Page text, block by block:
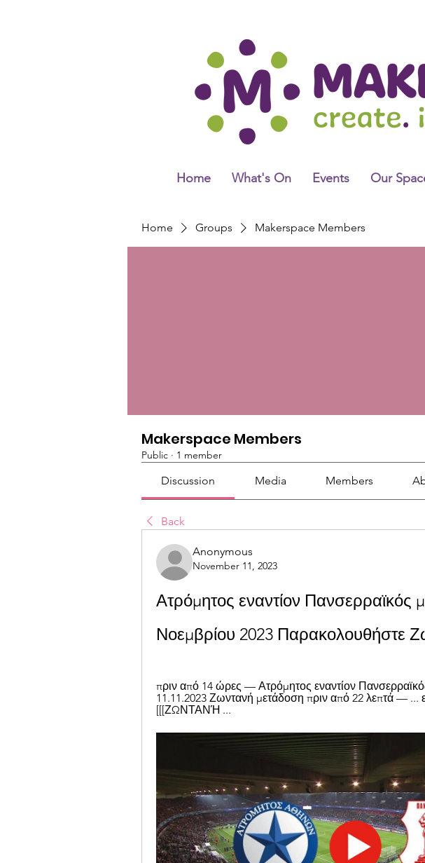
Home What's On Events Our
Home Groups Makerspace Members
Makerspace Members
Public · 1 member
Discussion Media Members
Back
Anonymous
November 11, 2023
Ατρόμητος εναντίον Πανσερραϊκός
Νοεμβρίου 2023 Παρακολουθήστε
πριν από 14 ώρες — Ατρόμητος εναντίον
11.11.2023 Ζωντανή μετάδοση πριν από 22 λεπτά — ...
[[[ΖΩΝΤΑΝΉ ...